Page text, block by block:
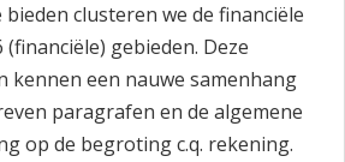
clusteren we de financiële
gebieden. Deze
kennen een nauwe samenhang
paragrafen en de algemene
op de begroting c.q. rekening.